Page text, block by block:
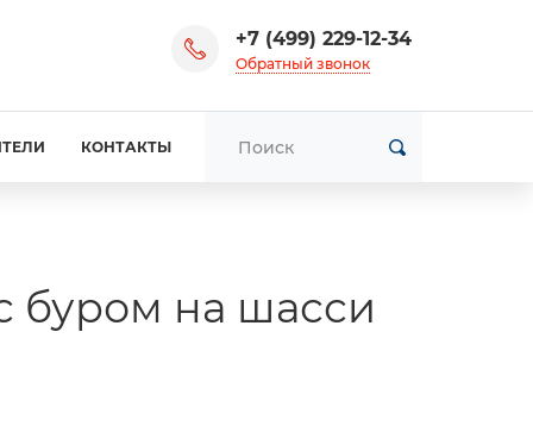
+7 (499) 229-12-34
Обратный звонок
КОНТАКТЫ
буром на шасси